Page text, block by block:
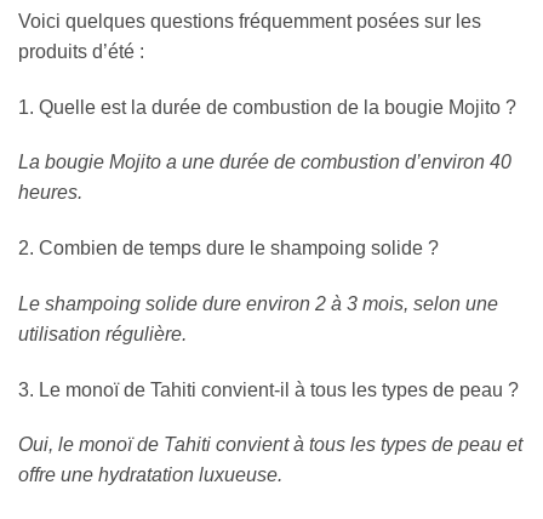
Voici quelques questions fréquemment posées sur les
produits d’été :
1. Quelle est la durée de combustion de la bougie Mojito ?
La bougie Mojito a une durée de combustion d’environ 40
heures.
2. Combien de temps dure le shampoing solide ?
Le shampoing solide dure environ 2 à 3 mois, selon une
utilisation régulière.
3. Le monoï de Tahiti convient-il à tous les types de peau ?
Oui, le monoï de Tahiti convient à tous les types de peau et
offre une hydratation luxueuse.